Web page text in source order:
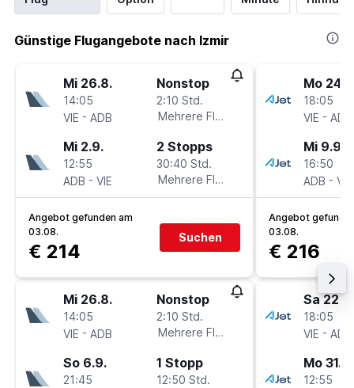
Günstige Flugangebote nach Izmir
Mi 26.8.
14:05
VIE - ADB
Nonstop
2:10 Std.
Mehrere Fluglinien
Mi 2.9.
12:55
ADB - VIE
2 Stopps
30:40 Std.
Mehrere Fluglinien
Angebot gefunden am
03.08.
€ 214
Suchen
Mi 26.8.
14:05
VIE - ADB
Nonstop
2:10 Std.
Mehrere Fluglinien
So 6.9.
21:45
1 Stopp
12:50 Std.
Mo
18:05
VIE - ADB
Mi 9.9.
16:50
ADB - VIE
Angebot
03.08.
€ 216
Sa 22.8.
18:05
VIE - ADB
Mo 31.8.
12:55